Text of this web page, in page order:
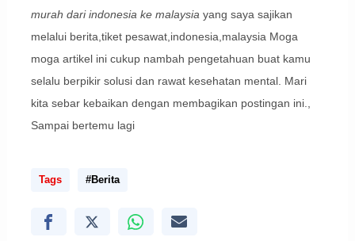
murah dari indonesia ke malaysia yang saya sajikan
melalui berita,tiket pesawat,indonesia,malaysia Moga
moga artikel ini cukup nambah pengetahuan buat kamu
selalu berpikir solusi dan rawat kesehatan mental. Mari
kita sebar kebaikan dengan membagikan postingan ini.,
Sampai bertemu lagi
Tags #Berita